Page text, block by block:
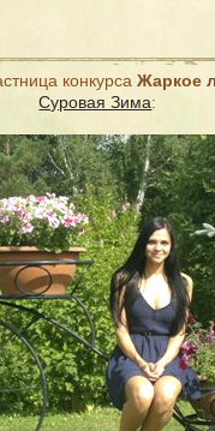
конкурсаЖаркое
Суровая Зима: